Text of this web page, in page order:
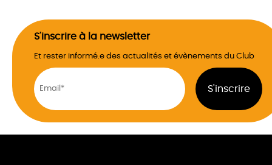
S'inscrire à la newsletter
Et rester informé.e des actualités et évènements du Club